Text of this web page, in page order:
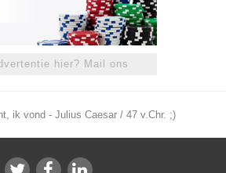
hier? Mail ons
ik vond - Julius Caesar / 47 v.Chr. ;)